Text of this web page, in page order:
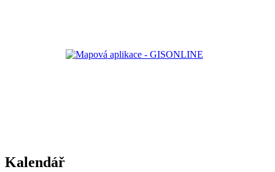
Kalendář